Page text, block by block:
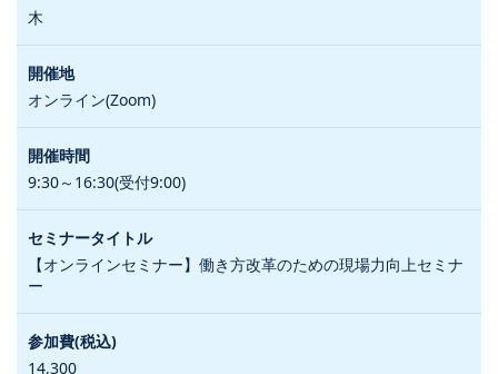
木
オンライン(Zoom)
9:30～16:30(受付9:00)
【オンラインセミナー】働き方改革のための現場力向上セミナ
ー
14,300